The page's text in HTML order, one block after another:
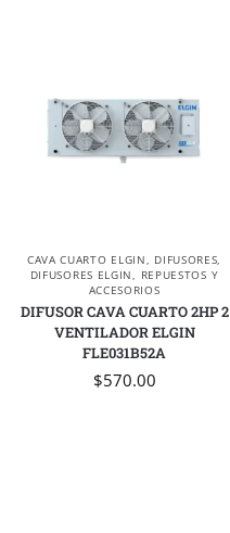
CAVA CUARTO ELGIN, DIFUSORES,
DIFUSORES ELGIN, REPUESTOS Y
ACCESORIOS
DIFUSOR CAVA CUARTO 2HP 2
VENTILADOR ELGIN
FLE031B52A
$570.00